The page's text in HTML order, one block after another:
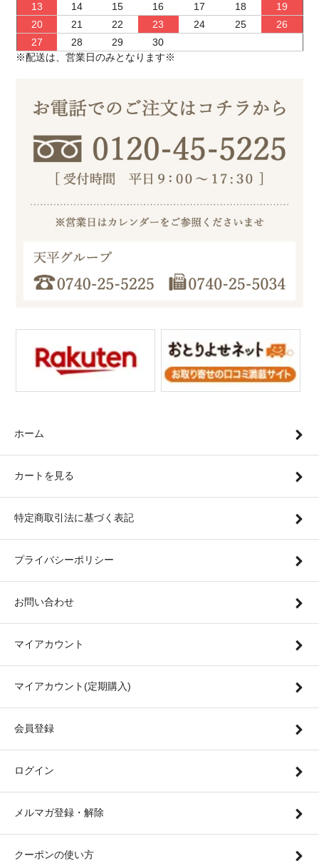
13
14 15 16 17 18
19
20
21 22 23 24 25
26
27
28 29
30
※配送は、営業日のみとなります※
ホーム
カートを見る
特定商取引法に基づく表記
プライバシーポリシー
お問い合わせ
マイアカウント
マイアカウント(定期購入)
会員登録
ログイン
メルマガ登録・解除
クーポンの使い方